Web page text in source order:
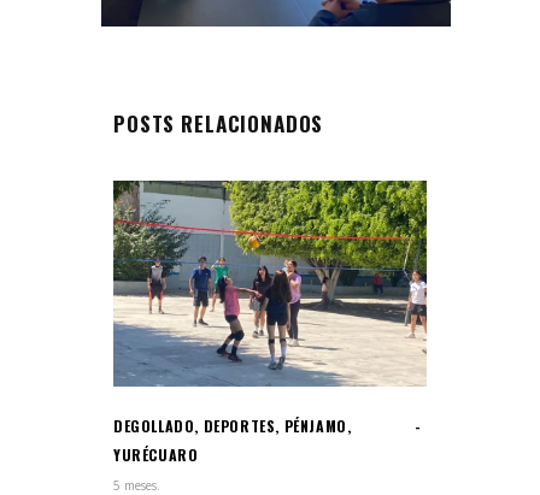
POSTS RELACIONADOS
DEGOLLADO, DEPORTES, PÉNJAMO,
YURÉCUARO
5 meses.